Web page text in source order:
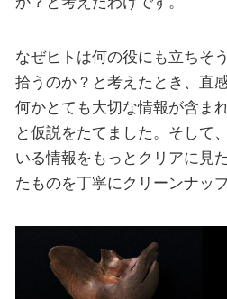
なぜヒトは何の役にも立ちそ
拾うのか？と考えたとき、直
何かとても大切な情報が含ま
と仮説をたてました。そして
いる情報をもっとクリアに見
たものを丁寧にクリーンナッ